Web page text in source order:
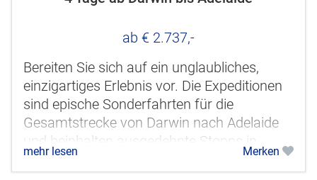
ab € 2.737,-
Bereiten Sie sich auf ein unglaubliches,
einzigartiges Erlebnis vor. Die Expeditionen
sind epische Sonderfahrten für die
Gesamtstrecke von Darwin nach Adelaide
und beinhalten ausgedehnte Stopps in
Katherine, Alice Springs und Coober...
mehr lesen Merken